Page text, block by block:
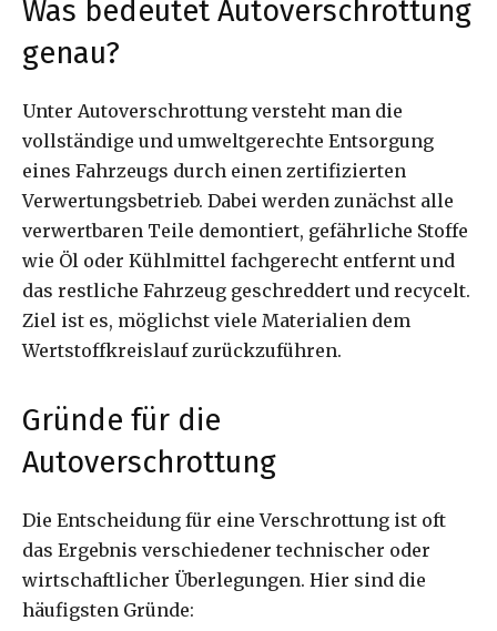
Was bedeutet Autoverschrottung
genau?
Unter Autoverschrottung versteht man die
vollständige und umweltgerechte Entsorgung
eines Fahrzeugs durch einen zertifizierten
Verwertungsbetrieb. Dabei werden zunächst alle
verwertbaren Teile demontiert, gefährliche Stoffe
wie Öl oder Kühlmittel fachgerecht entfernt und
das restliche Fahrzeug geschreddert und recycelt.
Ziel ist es, möglichst viele Materialien dem
Wertstoffkreislauf zurückzuführen.
Gründe für die
Autoverschrottung
Die Entscheidung für eine Verschrottung ist oft
das Ergebnis verschiedener technischer oder
wirtschaftlicher Überlegungen. Hier sind die
häufigsten Gründe: